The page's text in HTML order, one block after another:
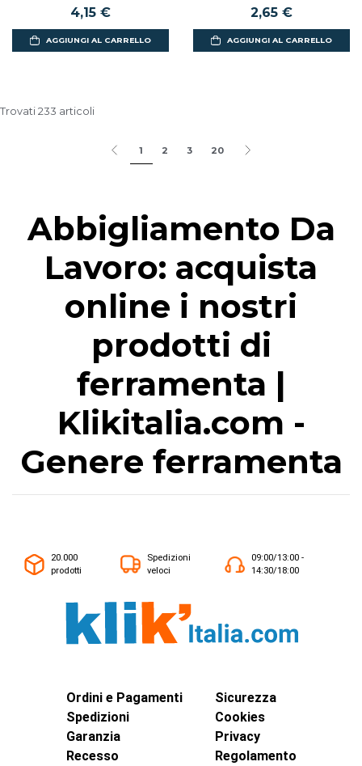
4,15 €
AGGIUNGI AL CARRELLO
2,65 €
AGGIUNGI AL CARRELLO
Trovati 233 articoli
1 2 3 20
Abbigliamento Da
Lavoro: acquista
online i nostri
prodotti di
ferramenta |
Klikitalia.com -
Genere ferramenta
20.000
prodotti
Spedizioni
veloci
09:00/13:00 -
14:30/18:00
Ordini e Pagamenti
Spedizioni
Garanzia
Recesso
Sicurezza
Cookies
Privacy
Regolamento